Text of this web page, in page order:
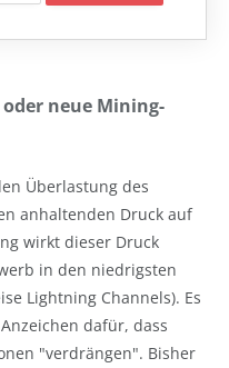
neue Mining-
Überlastung des
anhaltenden Druck auf
wirkt dieser Druck
in den niedrigsten
Lightning Channels). Es
dafür, dass
"verdrängen". Bisher